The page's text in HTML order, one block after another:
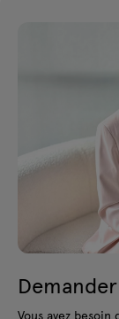
Vous avez